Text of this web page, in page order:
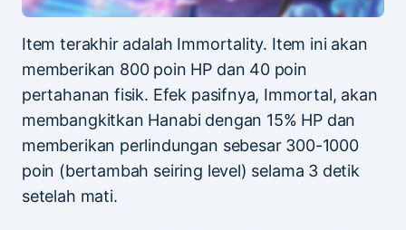
Item terakhir adalah Immortality. Item ini akan
memberikan 800 poin HP dan 40 poin
pertahanan fisik. Efek pasifnya, Immortal, akan
membangkitkan Hanabi dengan 15% HP dan
memberikan perlindungan sebesar 300-1000
poin (bertambah seiring level) selama 3 detik
setelah mati.